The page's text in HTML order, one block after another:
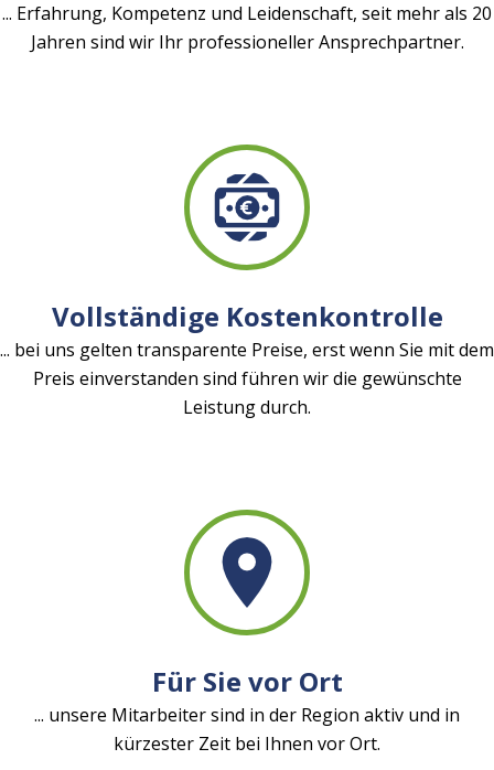
... Erfahrung, Kompetenz und Leidenschaft, seit mehr als 20
Jahren sind wir Ihr professioneller Ansprechpartner.
Vollständige Kostenkontrolle
... bei uns gelten transparente Preise, erst wenn Sie mit dem
Preis einverstanden sind führen wir die gewünschte
Leistung durch.
Für Sie vor Ort
... unsere Mitarbeiter sind in der Region aktiv und in
kürzester Zeit bei Ihnen vor Ort.